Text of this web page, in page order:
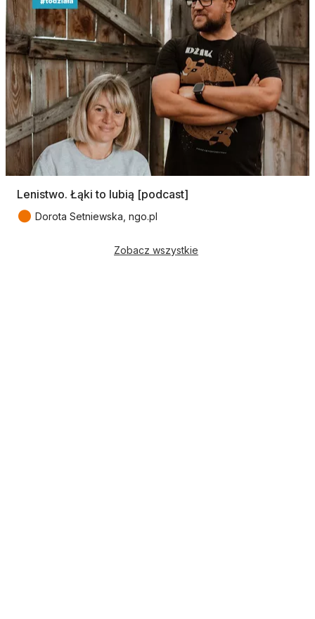
Lenistwo. Łąki to lubią [podcast]
● Dorota Setniewska, ngo.pl
Zobacz wszystkie